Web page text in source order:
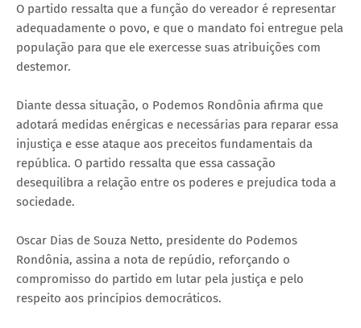
O partido ressalta que a função do vereador é representar
adequadamente o povo, e que o mandato foi entregue pela
população para que ele exercesse suas atribuições com
destemor.
Diante dessa situação, o Podemos Rondônia afirma que
adotará medidas enérgicas e necessárias para reparar essa
injustiça e esse ataque aos preceitos fundamentais da
república. O partido ressalta que essa cassação
desequilibra a relação entre os poderes e prejudica toda a
sociedade.
Oscar Dias de Souza Netto, presidente do Podemos
Rondônia, assina a nota de repúdio, reforçando o
compromisso do partido em lutar pela justiça e pelo
respeito aos princípios democráticos.